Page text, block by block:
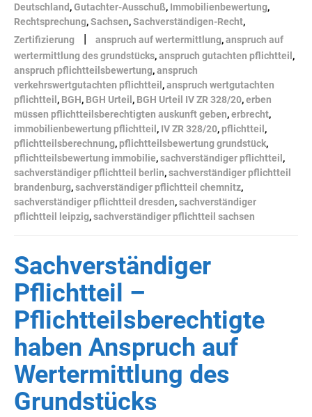
Deutschland,Gutachter-Ausschuß, Immobilienbewertung,
Rechtsprechung,Sachsen,Sachverständigen-Recht,
Zertifizierung
| anspruch auf wertermittlung,anspruch auf
wertermittlung des grundstücks,anspruch gutachten pflichtteil,
anspruch pflichtteilsbewertung,anspruch
verkehrswertgutachten pflichtteil,anspruch wertgutachten
pflichtteil, BGH, BGH Urteil, BGH Urteil IV ZR 328/20,erben
müssen pflichtteilsberechtigten auskunft geben,erbrecht,
immobilienbewertung pflichtteil, IV ZR 328/20,pflichtteil,
pflichtteilsberechnung,pflichtteilsbewertung grundstück,
pflichtteilsbewertung immobilie,sachverständiger pflichtteil,
sachverständiger pflichtteil berlin,sachverständiger pflichtteil
brandenburg,sachverständiger pflichtteil chemnitz,
sachverständiger pflichtteil dresden,sachverständiger
pflichtteil leipzig,sachverständiger pflichtteil sachsen
Sachverständiger
Pflichtteil –
Pflichtteilsberechtigte
haben Anspruch auf
Wertermittlung des
Grundstücks